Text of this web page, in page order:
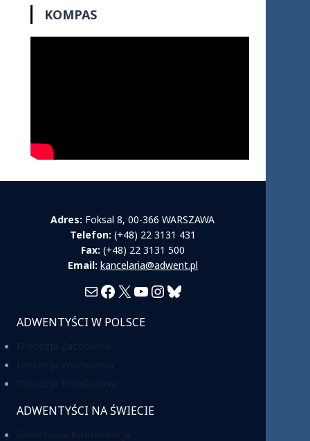
KOMPAS
Adres: Foksal 8, 00-366 WARSZAWA
Telefon: (+48) 22 3131 431
Fax: (+48) 22 3131 500
Email: kancelaria@adwent.pl
MailFacebook
X YouTube
Instagram
Bluesky
ADWENTYŚCI W POLSCE
ADWENTYŚCI NA ŚWIECIE